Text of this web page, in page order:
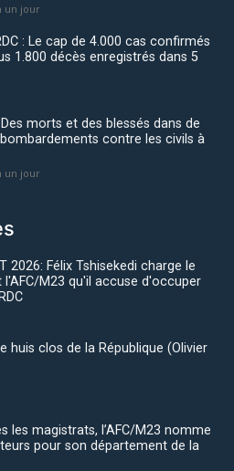
un jour
: Le cap de 4.000 cas confirmés
1.800 décès enregistrés dans 5
morts et des blessés dans de
contre les civils à
un jour
2026: Félix Tshisekedi charge le
l'AFC/M23 qu'il accuse d'occuper
huis clos de la République (Olivier
les magistrats, l’AFC/M23 nomme
pour son département de la